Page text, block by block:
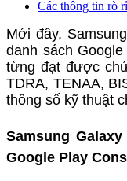
Các thông tin rò
Mới đây,
danh sách
từng đạt được
TDRA, TENAA,
thông số kỹ thuật
Samsung
Google Play